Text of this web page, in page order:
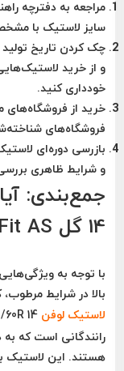
مراجعه به دفترچه
سایز لاستیک با
چک کردن تاریخ
و از خرید
خودداری کنید.
خرید از فروشگاه‌های
فروشگاه‌های
بازرسی دوره‌ای
و شرایط ظاهری
14 گل G Fit AS انتخاب مناسبی است؟
با توجه به
بالا در شرایط مرطوب،
لاستیک لوفن 205/60R 14 گل G Fit AS
رانندگانی است که به
هستند. این لاستیک